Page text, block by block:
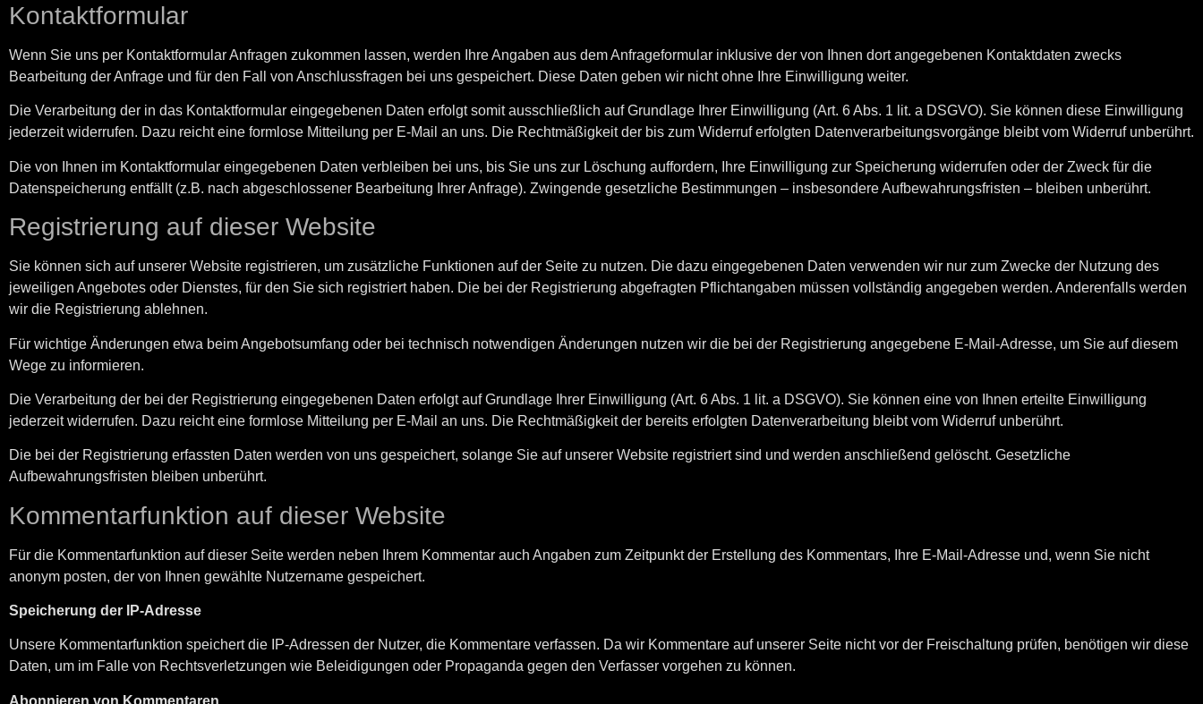
Kontaktformular
Wenn Sie uns per Kontaktformular Anfragen zukommen lassen, werden Ihre Angaben aus dem Anfrageformular inklusive der von Ihnen dort angegebenen Kontaktdaten zwecks
Bearbeitung der Anfrage und für den Fall von Anschlussfragen bei uns gespeichert. Diese Daten geben wir nicht ohne Ihre Einwilligung weiter.
Die Verarbeitung der in das Kontaktformular eingegebenen Daten erfolgt somit ausschließlich auf Grundlage Ihrer Einwilligung (Art. 6 Abs. 1 lit. a DSGVO). Sie können diese Einwilligung
jederzeit widerrufen. Dazu reicht eine formlose Mitteilung per E-Mail an uns. Die Rechtmäßigkeit der bis zum Widerruf erfolgten Datenverarbeitungsvorgänge bleibt vom Widerruf unberührt.
Die von Ihnen im Kontaktformular eingegebenen Daten verbleiben bei uns, bis Sie uns zur Löschung auffordern, Ihre Einwilligung zur Speicherung widerrufen oder der Zweck für die
Datenspeicherung entfällt (z.B. nach abgeschlossener Bearbeitung Ihrer Anfrage). Zwingende gesetzliche Bestimmungen – insbesondere Aufbewahrungsfristen – bleiben unberührt.
Registrierung auf dieser Website
Sie können sich auf unserer Website registrieren, um zusätzliche Funktionen auf der Seite zu nutzen. Die dazu eingegebenen Daten verwenden wir nur zum Zwecke der Nutzung des
jeweiligen Angebotes oder Dienstes, für den Sie sich registriert haben. Die bei der Registrierung abgefragten Pflichtangaben müssen vollständig angegeben werden. Anderenfalls werden
wir die Registrierung ablehnen.
Für wichtige Änderungen etwa beim Angebotsumfang oder bei technisch notwendigen Änderungen nutzen wir die bei der Registrierung angegebene E-Mail-Adresse, um Sie auf diesem
Wege zu informieren.
Die Verarbeitung der bei der Registrierung eingegebenen Daten erfolgt auf Grundlage Ihrer Einwilligung (Art. 6 Abs. 1 lit. a DSGVO). Sie können eine von Ihnen erteilte Einwilligung
jederzeit widerrufen. Dazu reicht eine formlose Mitteilung per E-Mail an uns. Die Rechtmäßigkeit der bereits erfolgten Datenverarbeitung bleibt vom Widerruf unberührt.
Die bei der Registrierung erfassten Daten werden von uns gespeichert, solange Sie auf unserer Website registriert sind und werden anschließend gelöscht. Gesetzliche
Aufbewahrungsfristen bleiben unberührt.
Kommentarfunktion auf dieser Website
Für die Kommentarfunktion auf dieser Seite werden neben Ihrem Kommentar auch Angaben zum Zeitpunkt der Erstellung des Kommentars, Ihre E-Mail-Adresse und, wenn Sie nicht
anonym posten, der von Ihnen gewählte Nutzername gespeichert.
Speicherung der IP-Adresse
Unsere Kommentarfunktion speichert die IP-Adressen der Nutzer, die Kommentare verfassen. Da wir Kommentare auf unserer Seite nicht vor der Freischaltung prüfen, benötigen wir diese
Daten, um im Falle von Rechtsverletzungen wie Beleidigungen oder Propaganda gegen den Verfasser vorgehen zu können.
Abonnieren von Kommentaren